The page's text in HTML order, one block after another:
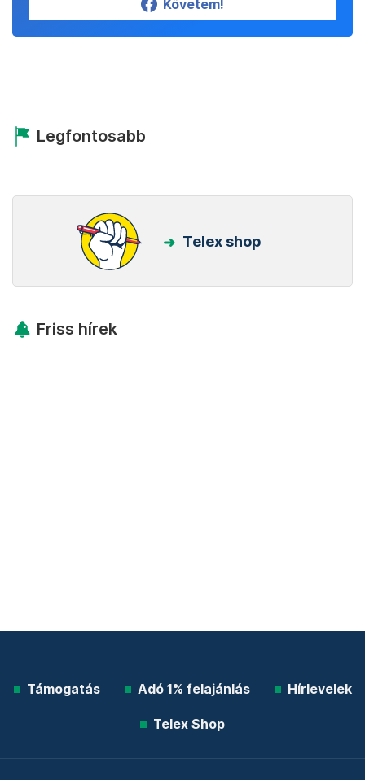
Követem!
Legfontosabb
Telex shop
Friss hírek
Támogatás Adó 1% felajánlás Hírlevelek
Telex Shop